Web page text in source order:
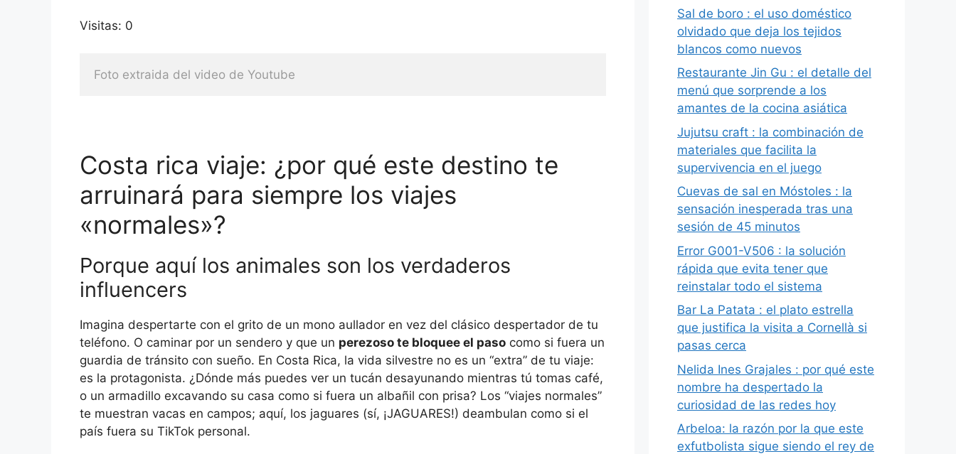
Visitas: 0
Foto extraida del video de Youtube
Costa rica viaje: ¿por qué este destino te
arruinará para siempre los viajes
«normales»?
Porque aquí los animales son los verdaderos
influencers
Imagina despertarte con el grito de un mono aullador en vez del clásico despertador de tu
teléfono. O caminar por un sendero y que un perezoso te bloquee el paso como si fuera un
guardia de tránsito con sueño. En Costa Rica, la vida silvestre no es un “extra” de tu viaje:
es la protagonista. ¿Dónde más puedes ver un tucán desayunando mientras tú tomas café,
o un armadillo excavando su casa como si fuera un albañil con prisa? Los “viajes normales”
te muestran vacas en campos; aquí, los jaguares (sí, ¡JAGUARES!) deambulan como si el
país fuera su TikTok personal.
Sal de boro : el uso doméstico
olvidado que deja los tejidos
blancos como nuevos
Restaurante Jin Gu : el detalle del
menú que sorprende a los
amantes de la cocina asiática
Jujutsu craft : la combinación de
materiales que facilita la
supervivencia en el juego
Cuevas de sal en Móstoles : la
sensación inesperada tras una
sesión de 45 minutos
Error G001-V506 : la solución
rápida que evita tener que
reinstalar todo el sistema
Bar La Patata : el plato estrella
que justifica la visita a Cornellà si
pasas cerca
Nelida Ines Grajales : por qué este
nombre ha despertado la
curiosidad de las redes hoy
Arbeloa: la razón por la que este
exfutbolista sigue siendo el rey de